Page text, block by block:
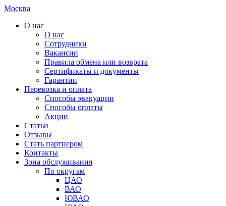
Москва
О нас
О нас
Сотрудники
Вакансии
Правила обмена или возврата
Сертификаты и документы
Гарантии
Перевозка и оплата
Способы эвакуации
Способы оплаты
Акции
Статьи
Отзывы
Стать партнером
Контакты
Зона обслуживания
По округам
ЦАО
ВАО
ЮВАО